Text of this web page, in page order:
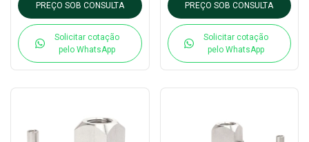
PREÇO SOB CONSULTA
Solicitar cotação
pelo WhatsApp
PREÇO SOB CONSULTA
Solicitar cotação
pelo WhatsApp